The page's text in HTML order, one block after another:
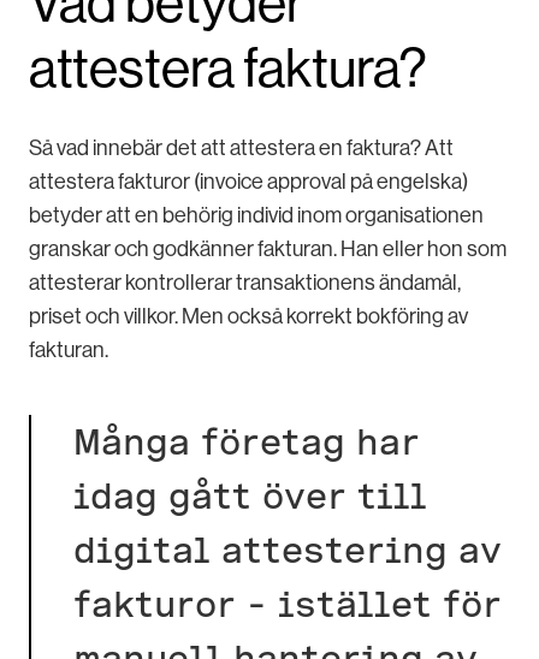
attestera faktura?
Så vad innebär det att attestera en faktura? Att
attestera fakturor (invoice approval på engelska)
betyder att en behörig individ inom organisationen
granskar och godkänner fakturan. Han eller hon som
attesterar kontrollerar transaktionens ändamål,
priset och villkor. Men också korrekt bokföring av
fakturan.
Många företag har
idag gått över till
digital attestering av
fakturor – istället för